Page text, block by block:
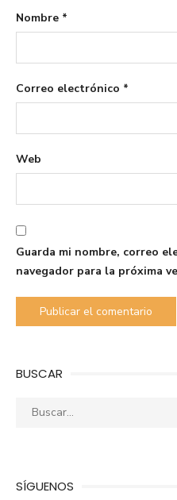
Nombre *
Correo electrónico *
Web
Guarda mi nombre, correo
navegador para la próxima
BUSCAR
Buscar:
SÍGUENOS